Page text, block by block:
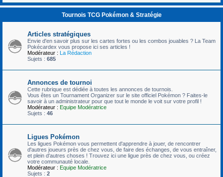
Tournois TCG Pokémon & Stratégie
Articles stratégiques
Envie d'en savoir plus sur les cartes fortes ou les combos jouables ? La Team
Pokécardex vous propose ici ses articles !
Modérateur : La Rédaction
Sujets : 685
Annonces de tournoi
Cette rubrique est dédiée à toutes les annonces de tournois.
Vous êtes un Tournament Organizer sur le site officiel Pokémon ? Faites-le
savoir à un administrateur pour que tout le monde le voit sur votre profil !
Modérateur : Equipe Modératrice
Sujets : 46
Ligues Pokémon
Les ligues Pokémon vous permettent d'apprendre à jouer, de rencontrer
d'autres joueurs près de chez vous, de faire des échanges, de vous entraîner,
et plein d'autres choses ! Trouvez ici une ligue près de chez vous, ou créez
votre communauté locale.
Modérateur : Equipe Modératrice
Sujets : 2